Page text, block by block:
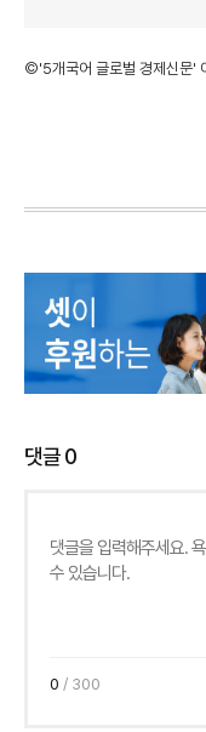
©'5개국어 글로벌 경제신문'
댓글0
0 / 300